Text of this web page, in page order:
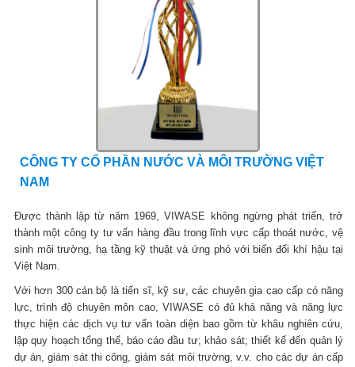
CÔNG TY CỔ PHẦN NƯỚC VÀ MÔI TRƯỜNG VIỆT
NAM
Được thành lập từ năm 1969, VIWASE không ngừng phát triển, trở
thành một công ty tư vấn hàng đầu trong lĩnh vực cấp thoát nước, vệ
sinh môi trường, hạ tầng kỹ thuật và ứng phó với biến đổi khí hậu tại
Việt Nam.
Với hơn 300 cán bộ là tiến sĩ, kỹ sư, các chuyên gia cao cấp có năng
lực, trình độ chuyên môn cao, VIWASE có đủ khả năng và năng lực
thực hiện các dịch vụ tư vấn toàn diện bao gồm từ khâu nghiên cứu,
lập quy hoạch tổng thể, báo cáo đầu tư; khảo sát; thiết kế đến quản lý
dự án, giám sát thi công, giám sát môi trường, v.v. cho các dự án cấp